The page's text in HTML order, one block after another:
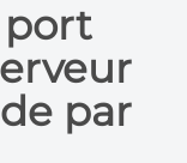
port
par